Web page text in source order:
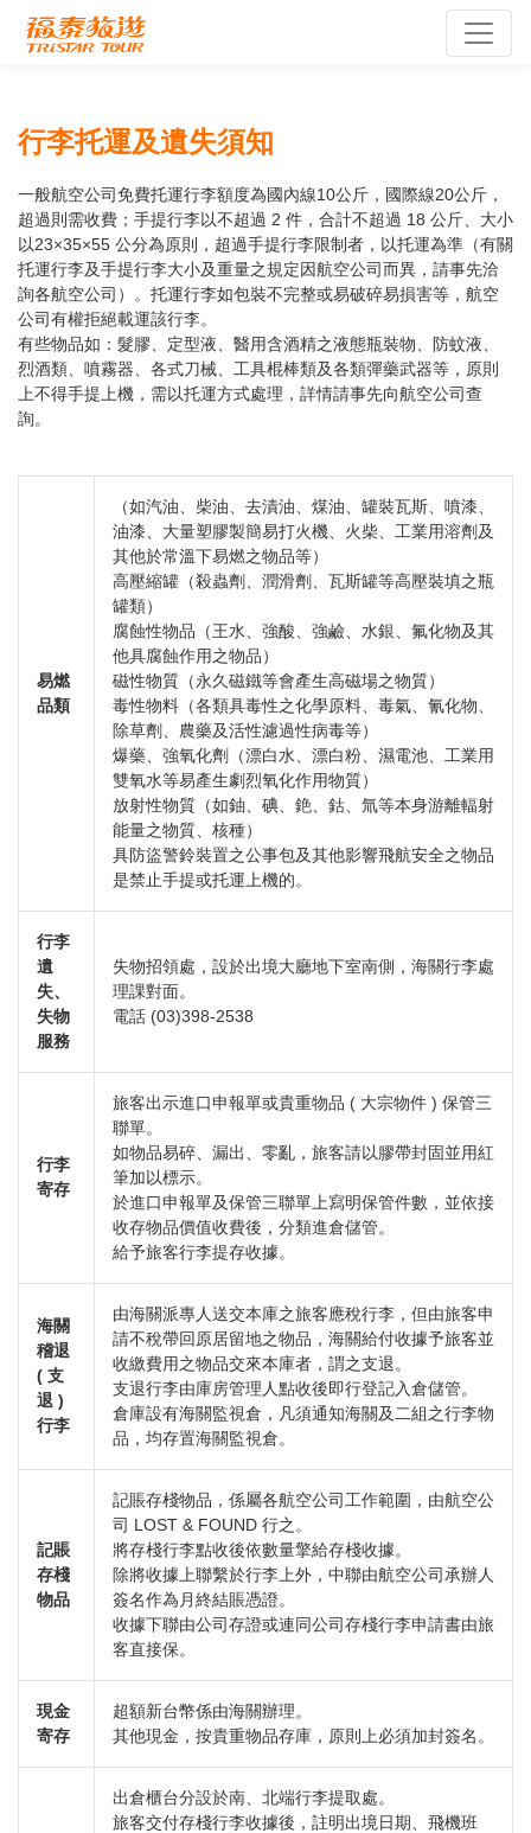
行李托運及遺失須知
一般航空公司免費托運行李額度為國內線10公斤，國際線20公斤，
超過則需收費；手提行李以不超過 2 件，合計不超過 18 公斤、大小
以23×35×55 公分為原則，超過手提行李限制者，以托運為準（有關
托運行李及手提行李大小及重量之規定因航空公司而異，請事先洽
詢各航空公司）。托運行李如包裝不完整或易破碎易損害等，航空
公司有權拒絕載運該行李。
有些物品如：髮膠、定型液、醫用含酒精之液態瓶裝物、防蚊液、
烈酒類、噴霧器、各式刀械、工具棍棒類及各類彈藥武器等，原則
上不得手提上機，需以托運方式處理，詳情請事先向航空公司查
詢。
易燃
品類
（如汽油、柴油、去漬油、煤油、罐裝瓦斯、噴漆、
油漆、大量塑膠製簡易打火機、火柴、工業用溶劑及
其他於常溫下易燃之物品等）
高壓縮罐（殺蟲劑、潤滑劑、瓦斯罐等高壓裝填之瓶
罐類）
腐蝕性物品（王水、強酸、強鹼、水銀、氟化物及其
他具腐蝕作用之物品）
磁性物質（永久磁鐵等會產生高磁場之物質）
毒性物料（各類具毒性之化學原料、毒氣、氰化物、
除草劑、農藥及活性濾過性病毒等）
爆藥、強氧化劑（漂白水、漂白粉、濕電池、工業用
雙氧水等易產生劇烈氧化作用物質）
放射性物質（如鈾、碘、銫、鈷、氚等本身游離輻射
能量之物質、核種）
具防盜警鈴裝置之公事包及其他影響飛航安全之物品
是禁止手提或托運上機的。
行李
遺
失、
失物
服務
失物招領處，設於出境大廳地下室南側，海關行李處
理課對面。
電話 (03)398-2538
行李
寄存
旅客出示進口申報單或貴重物品 ( 大宗物件 ) 保管三
聯單。
如物品易碎、漏出、零亂，旅客請以膠帶封固並用紅
筆加以標示。
於進口申報單及保管三聯單上寫明保管件數，並依接
收存物品價值收費後，分類進倉儲管。
給予旅客行李提存收據。
海關
稽退
( 支
退 )
行李
由海關派專人送交本庫之旅客應稅行李，但由旅客申
請不稅帶回原居留地之物品，海關給付收據予旅客並
收繳費用之物品交來本庫者，謂之支退。
支退行李由庫房管理人點收後即行登記入倉儲管。
倉庫設有海關監視倉，凡須通知海關及二組之行李物
品，均存置海關監視倉。
記賬
存棧
物品
記賬存棧物品，係屬各航空公司工作範圍，由航空公
司 LOST & FOUND 行之。
將存棧行李點收後依數量擎給存棧收據。
除將收據上聯繫於行李上外，中聯由航空公司承辦人
簽名作為月終結賬憑證。
收據下聯由公司存證或連同公司存棧行李申請書由旅
客直接保。
現金
寄存
超額新台幣係由海關辦理。
其他現金，按貴重物品存庫，原則上必須加封簽名。
出倉櫃台分設於南、北端行李提取處。
旅客交付存棧行李收據後，註明出境日期、飛機班